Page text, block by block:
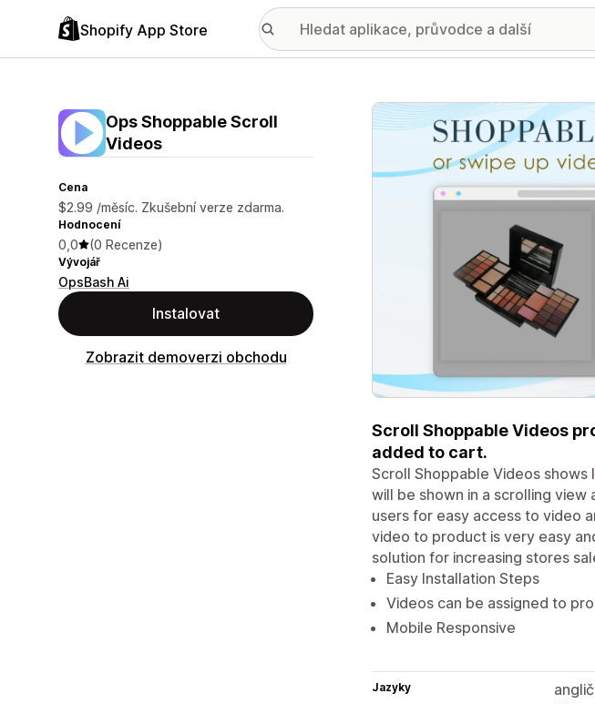
Shopify App Store
Ops Shoppable Scroll
Videos
Cena
$2.99 /měsíc. Zkušební verze zdarma.
Hodnocení
0,0 (0 Recenze)
Vývojář
OpsBash Ai
Instalovat
Zobrazit demoverzi obchodu
Galerie propagovaných obrázků
Scroll Shoppable Videos
added to cart.
Scroll Shoppable Videos shows
will be shown in a scrolling
users for easy access to video
video to product is very easy
solution for increasing stores
Easy Installation Steps
Videos can be assigned to
Mobile Responsive
Jazyky